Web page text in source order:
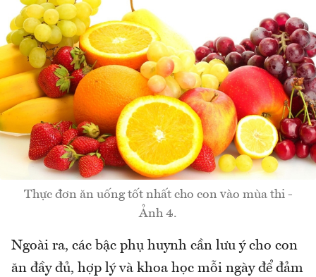
Thực đơn ăn uống tốt nhất cho con vào mùa thi -
Ảnh 4.
Ngoài ra, các bậc phụ huynh cần lưu ý cho con
ăn đầy đủ, hợp lý và khoa học mỗi ngày để đảm